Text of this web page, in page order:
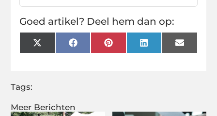
Meer Berichten
Goed artikel? Deel hem dan op:
X
(Twitter)
FacebookPinterestLinkedInEmail
Tags: